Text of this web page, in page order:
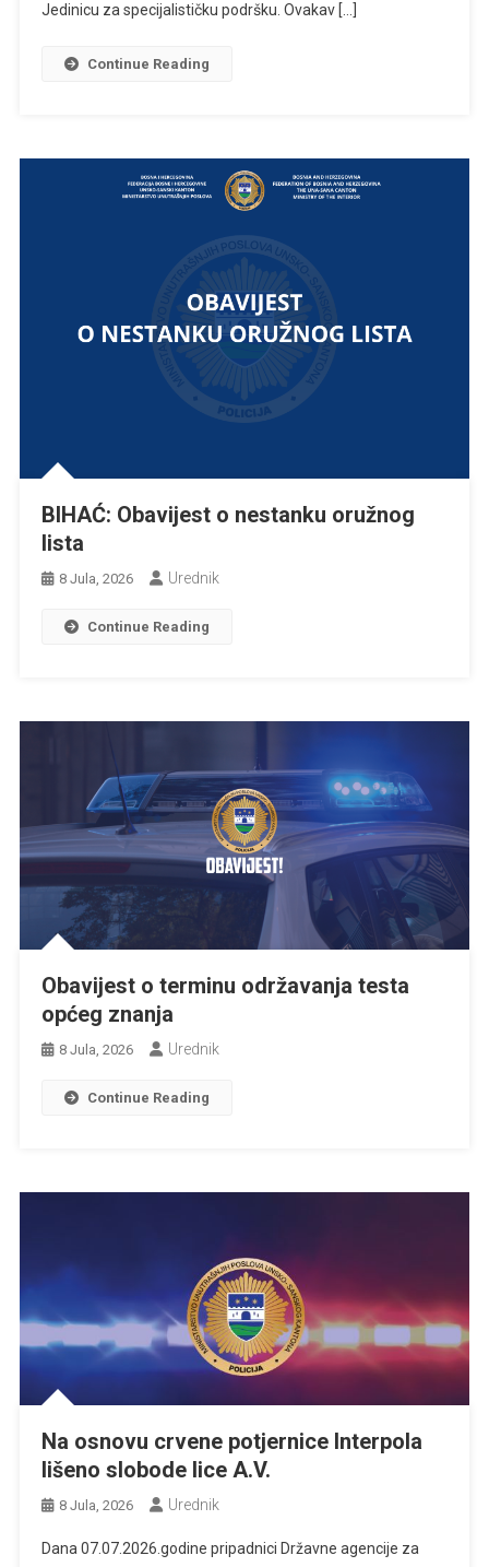
Jedinicu za specijalističku podršku. Ovakav […]
Continue Reading
BIHAĆ: Obavijest o nestanku oružnog
lista
8 Jula, 2026 Urednik
Continue Reading
Obavijest o terminu održavanja testa
općeg znanja
8 Jula, 2026 Urednik
Continue Reading
Na osnovu crvene potjernice Interpola
lišeno slobode lice A.V.
8 Jula, 2026 Urednik
Dana 07.07.2026.godine pripadnici Državne agencije za